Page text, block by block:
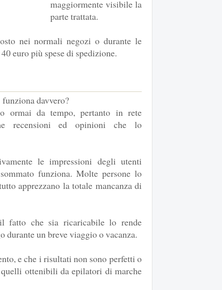
maggiormente visibile la
parte trattata.
nei normali negozi o durante le
euro più spese di spedizione.
davvero?
ormai da tempo, pertanto in rete
recensioni ed opinioni che lo
le impressioni degli utenti
funziona. Molte persone lo
apprezzano la totale mancanza di
fatto che sia ricaricabile lo rende
durante un breve viaggio o vacanza.
e che i risultati non sono perfetti o
ottenibili da epilatori di marche